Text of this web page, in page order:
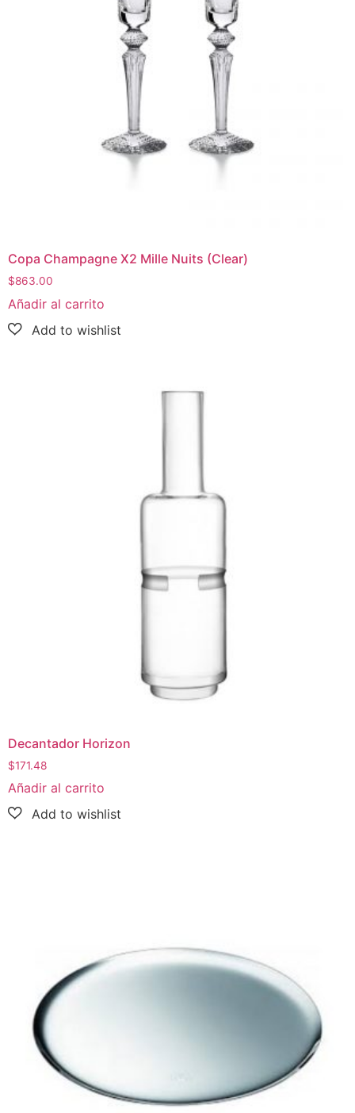
Copa Champagne X2 Mille Nuits (Clear)
$863.00
Añadir al carrito
Decantador Horizon
$171.48
Añadir al carrito